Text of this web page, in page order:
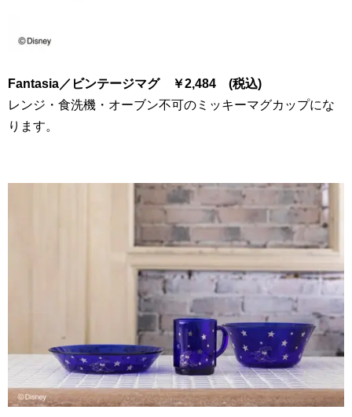
Fantasia／ビンテージマグ ￥2,484 (税込)
レンジ・食洗機・オーブン不可のミッキーマグカップにな
ります。